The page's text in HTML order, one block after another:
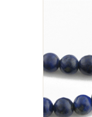
Шнуры,
По темам
Бисер